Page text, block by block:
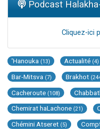
Podcast
Cliquez-ici
'Hanouka (13) Actualité (4)
Bar-Mitsva (7) Brakhot
Cacheroute (108)
Chemirat haLachone (21)
Chémini Atseret (5)